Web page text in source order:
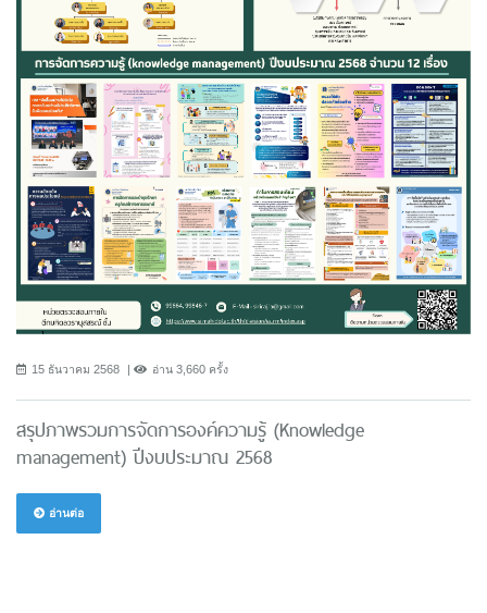
15 ธันวาคม 2568 อ่าน 3,660 ครั้ง
สรุปภาพรวมการจัดการองค์ความรู้ (Knowledge
management) ปีงบประมาณ 2568
อ่านต่อ